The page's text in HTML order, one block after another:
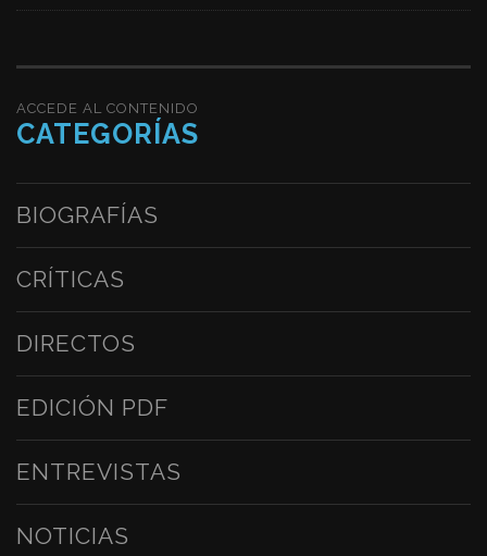
ACCEDE AL CONTENIDO
CATEGORÍAS
BIOGRAFÍAS
CRÍTICAS
DIRECTOS
EDICIÓN PDF
ENTREVISTAS
NOTICIAS